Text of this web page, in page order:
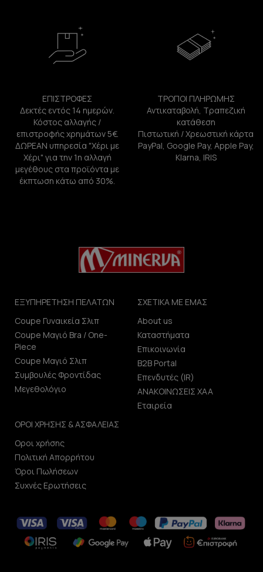
ΕΠΙΣΤΡΟΦΕΣ
Δεκτές εντός 14 ημερών.
Κόστος αλλαγής /
επιστροφής χρημάτων 5€.
ΔΩΡΕΑΝ υπηρεσία "Χέρι με
Χέρι" για την 1η αλλαγή
μεγέθους στα προϊόντα με
έκπτωση κάτω από 30%.
ΤΡΟΠΟΙ ΠΛΗΡΩΜΗΣ
Αντικαταβολή, Τραπεζική
κατάθεση
Πιστωτική / Χρεωστική κάρτα
PayPal, Google Pay, Apple Pay,
Klarna, IRIS
ΕΞΥΠΗΡΕΤΗΣΗ ΠΕΛΑΤΩΝ
Coupe Γυναικεία Σλιπ
Coupe Μαγιό Bra / One-
Piece
Coupe Μαγιό Σλιπ
Συμβουλές Φροντίδας
Μεγεθολόγιο
ΣΧΕΤΙΚΑ ΜΕ ΕΜΑΣ
About us
Καταστήματα
Επικοινωνία
B2B Portal
Επενδυτές (IR)
ΑΝΑΚΟΙΝΩΣΕΙΣ ΧΑΑ
Εταιρεία
ΟΡΟΙ ΧΡΗΣΗΣ & ΑΣΦΑΛΕΙΑΣ
Οροι χρήσης
Πολιτική Απορρήτου
Όροι Πωλήσεων
Συχνές Ερωτήσεις